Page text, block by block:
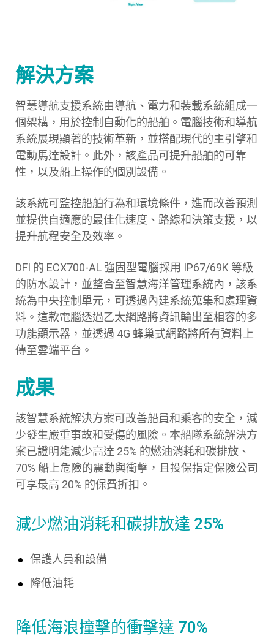
解決方案
智慧導航支援系統由導航、電力和裝載系統組成一
個架構，用於控制自動化的船舶。電腦技術和導航
系統展現顯著的技術革新，並搭配現代的主引擎和
電動馬達設計。此外，該產品可提升船舶的可靠
性，以及船上操作的個別設備。
該系統可監控船舶行為和環境條件，進而改善預測
並提供自適應的最佳化速度、路線和決策支援，以
提升航程安全及效率。
DFI 的 ECX700-AL 強固型電腦採用 IP67/69K 等級
的防水設計，並整合至智慧海洋管理系統內，該系
統為中央控制單元，可透過內建系統蒐集和處理資
料。這款電腦透過乙太網路將資訊輸出至相容的多
功能顯示器，並透過 4G 蜂巢式網路將所有資料上
傳至雲端平台。
成果
該智慧系統解決方案可改善船員和乘客的安全，減
少發生嚴重事故和受傷的風險。本船隊系統解決方
案已證明能減少高達 25% 的燃油消耗和碳排放、
70% 船上危險的震動與衝擊，且投保指定保險公司
可享最高 20% 的保費折扣。
減少燃油消耗和碳排放達 25%
保護人員和設備
降低油耗
降低海浪撞擊的衝擊達 70%